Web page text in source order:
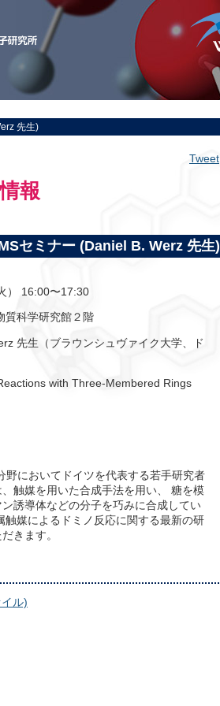
先生)
Tweet
報
セミナー (Daniel B. Werz 先生)
） 16:00〜17:30
科学研究館２階
先生（ブラウンシュヴァイク大学、ド
with Three-Membered Rings
野においてドイツを代表する若手研究者
触媒を用いた合成手法を用い、 糖を模
誘導体などの分子を巧みに合成してい
触媒によるドミノ反応に関する最新の研
きます。
ル)